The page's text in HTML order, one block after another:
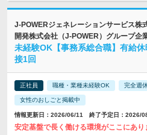
J-POWERジェネレーションサービス株
開発株式会社（J-POWER）グループ企
未経験OK【事務系総合職】有給
接1回
正社員 職種・業種未経験OK 完全週
女性のおしごと掲載中
情報更新日：2026/06/11 終了予定日：2026/
安定基盤で長く働ける環境がここにあ